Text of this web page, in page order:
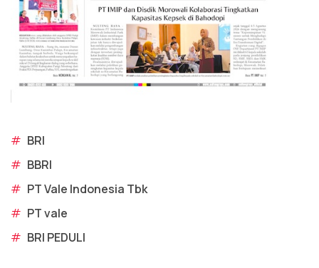
# BRI
# BBRI
# PT Vale Indonesia Tbk
# PT vale
# BRI PEDULI